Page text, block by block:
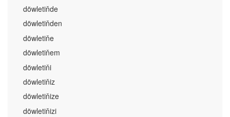
döwletiňde
döwletiňden
döwletiňe
döwletiňem
döwletiňi
döwletiňiz
döwletiňize
döwletiňizi